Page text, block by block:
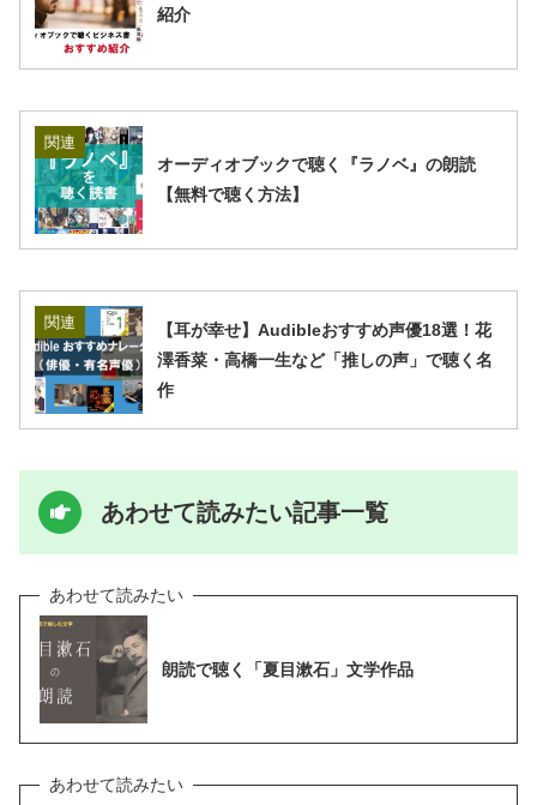
紹介
関連
オーディオブックで聴く『ラノベ』の朗読
【無料で聴く方法】
関連
【耳が幸せ】Audibleおすすめ声優18選！花
澤香菜・高橋一生など「推しの声」で聴く名
作
あわせて読みたい記事一覧
朗読で聴く「夏目漱石」文学作品